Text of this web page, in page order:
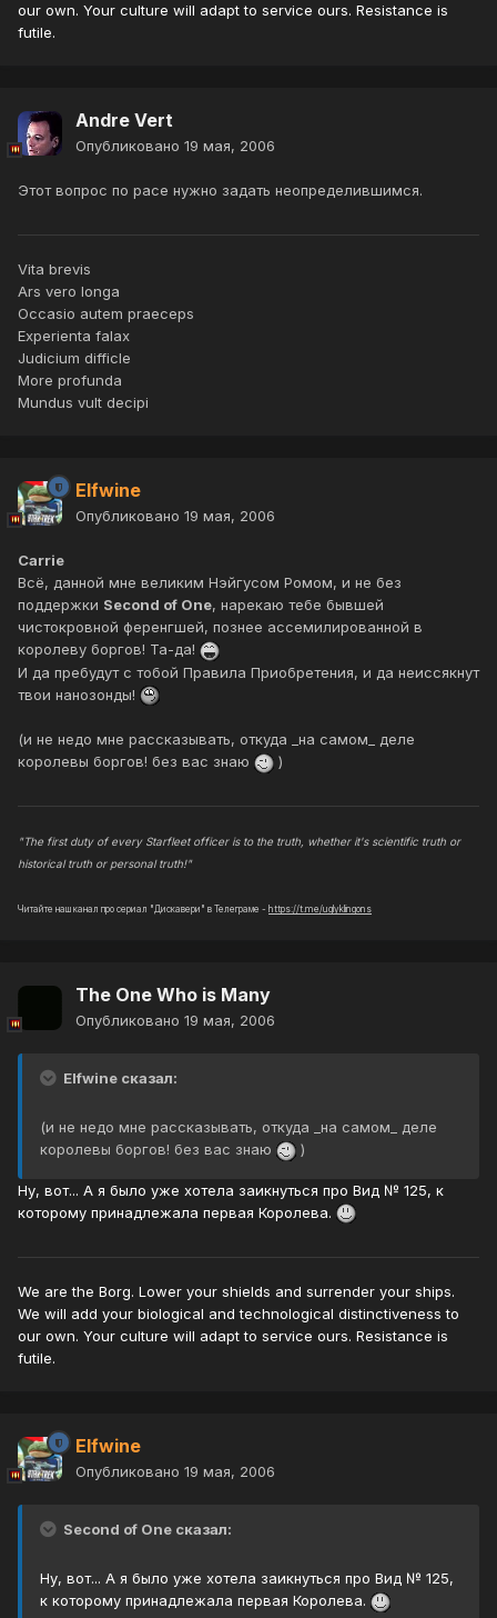
our own. Your culture will adapt to service ours. Resistance is
futile.
Andre Vert
Опубликовано 19 мая, 2006
Этот вопрос по расе нужно задать неопределившимся.
Vita brevis
Ars vero longa
Occasio autem praeceps
Experienta falax
Judicium difficle
More profunda
Mundus vult decipi
Elfwine
Опубликовано 19 мая, 2006
Carrie
Всё, данной мне великим Нэйгусом Ромом, и не без
поддержки Second of One, нарекаю тебе бывшей
чистокровной ференгшей, познее ассемилированной в
королеву боргов! Та-да!
И да пребудут с тобой Правила Приобретения, и да неиссякнут
твои нанозонды!
(и не недо мне рассказывать, откуда _на самом_ деле
королевы боргов! без вас знаю
)
"The first duty of every Starfleet officer is to the truth, whether it's scientific truth or
historical truth or personal truth!"
Читайте наш канал про сериал "Дискавери" в Телеграме - https://t.me/uglyklingons
The One Who is Many
Опубликовано 19 мая, 2006
Elfwine сказал:
(и не недо мне рассказывать, откуда _на самом_ деле
королевы боргов! без вас знаю
)
Ну, вот... А я было уже хотела заикнуться про Вид № 125, к
которому принадлежала первая Королева.
We are the Borg. Lower your shields and surrender your ships.
We will add your biological and technological distinctiveness to
our own. Your culture will adapt to service ours. Resistance is
futile.
Elfwine
Опубликовано 19 мая, 2006
Second of One сказал:
Ну, вот... А я было уже хотела заикнуться про Вид № 125,
к которому принадлежала первая Королева.